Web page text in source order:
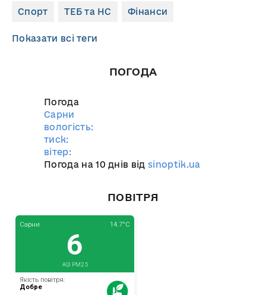
Спорт ТЕБ та НС Фінанси
Показати всі теги
ПОГОДА
Погода
Сарни
вологість:
тиск:
вітер:
Погода на 10 днів відsinoptik.ua
ПОВІТРЯ